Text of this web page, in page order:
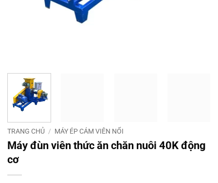
TRANG CHỦ / MÁY ÉP CÁM VIÊN NỔI
Máy đùn viên thức ăn chăn nuôi 40K động
cơ